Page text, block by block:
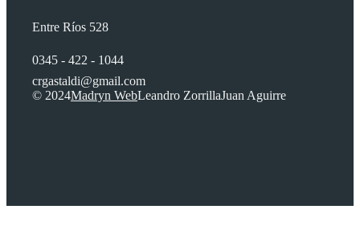
Entre Ríos 528
0345 - 422 - 1044
crgastaldi@gmail.com
© 2024Madryn WebLeandro ZorrillaJuan Aguirre